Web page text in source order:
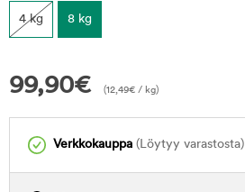
4 kg 8 kg
99,90€ (12,49€ / kg)
Verkkokauppa (Löytyy varastosta)